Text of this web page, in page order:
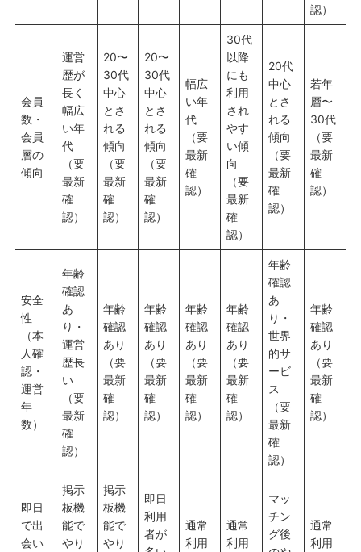
認）
会員
数・
会員
層の
傾向
運営
歴が
長く
幅広
い年
代
（要
最新
確
認）
20〜
30代
中心
とさ
れる
傾向
（要
最新
確
認）
20〜
30代
中心
とさ
れる
傾向
（要
最新
確
認）
幅広
い年
代
（要
最新
確
認）
30代
以降
にも
利用
され
やす
い傾
向
（要
最新
確
認）
20代
中心
とさ
れる
傾向
（要
最新
確
認）
若年
層〜
30代
（要
最新
確
認）
安全
性
（本
人確
認・
運営
年
数）
年齢
確認
あ
り・
運営
歴長
い
（要
最新
確
認）
年齢
確認
あり
（要
最新
確
認）
年齢
確認
あり
（要
最新
確
認）
年齢
確認
あり
（要
最新
確
認）
年齢
確認
あり
（要
最新
確
認）
年齢
確認
あ
り・
世界
的サ
ービ
ス
（要
最新
確
認）
年齢
確認
あり
（要
最新
確
認）
即日
で出
会い
掲示
板機
能で
やり
掲示
板機
能で
やり
即日
利用
者が
通常
利用
通常
利用
マッ
チン
グ後
通常
利用